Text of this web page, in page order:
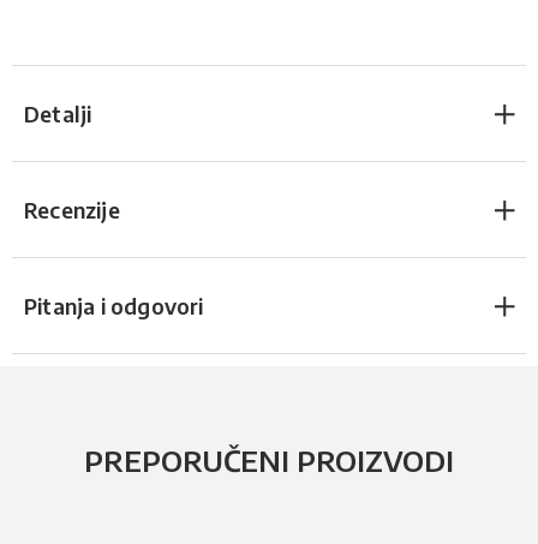
Detalji
Recenzije
Pitanja i odgovori
PREPORUČENI PROIZVODI